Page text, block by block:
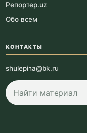
Репортер.uz
Обо всем
КОНТАКТЫ
shulepina@bk.ru